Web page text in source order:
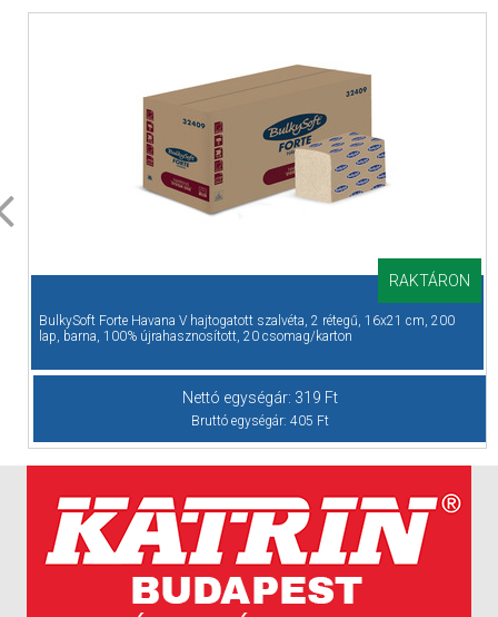
RAKTÁRON
BulkySoft Forte Havana V hajtogatott szalvéta, 2 rétegű, 16x21 cm, 200
lap, barna, 100% újrahasznosított, 20 csomag/karton
Nettó egységár: 319 Ft
Bruttó egységár: 405 Ft